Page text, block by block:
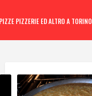
PIZZE PIZZERIE ED ALTRO A TORINO